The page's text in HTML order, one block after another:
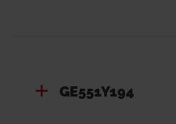
utenza con regolazione
GE551Y134: dima
- DIMA PER SATELLITI
GE551Y194